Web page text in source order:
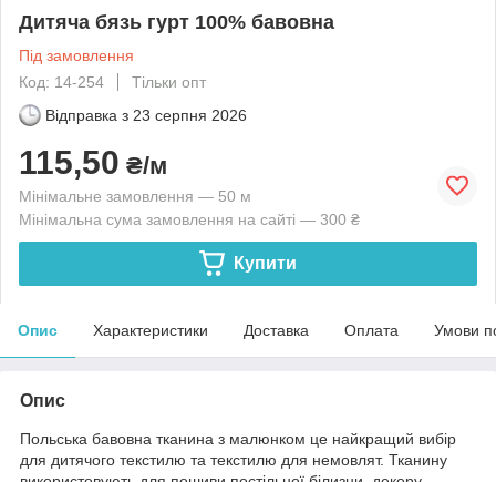
Дитяча бязь гурт 100% бавовна
Під замовлення
Код: 14-254
Тільки опт
Відправка з 23 серпня 2026
115,50 ₴/м
Мінімальне замовлення — 50 м
Мінімальна сума замовлення на сайті — 300 ₴
Купити
Опис Характеристики Доставка Оплата Умови
Опис
Польська бавовна тканина з малюнком це найкращий вибір
для дитячого текстилю та текстилю для немовлят. Тканину